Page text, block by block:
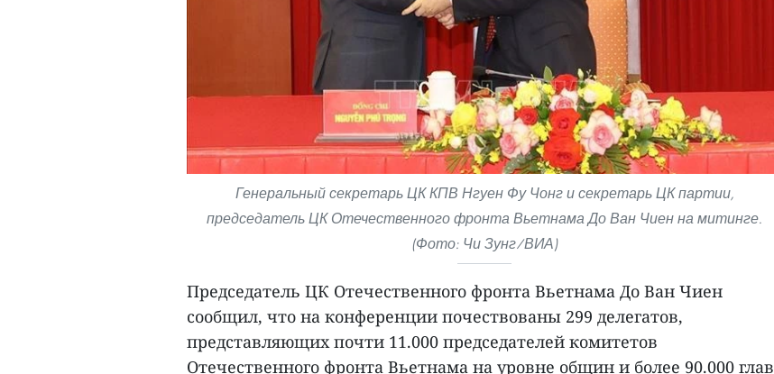
Генеральный секретарь ЦК КПВ Нгуен Фу Чонг и секретарь ЦК партии,
председатель ЦК Отечественного фронта Вьетнама До Ван Чиен на митинге.
(Фото: Чи Зунг/ВИА)
Председатель ЦК Отечественного фронта Вьетнама До Ван Чиен
сообщил, что на конференции почествованы 299 делегатов,
представляющих почти 11.000 председателей комитетов
Отечественного фронта Вьетнама на уровне общин и более 90.000 глав